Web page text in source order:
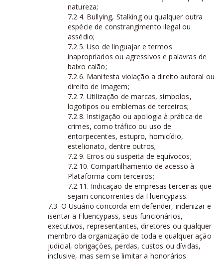
natureza;
7.2.4. Bullying, Stalking ou qualquer outra
espécie de constrangimento ilegal ou
assédio;
7.2.5. Uso de linguajar e termos
inapropriados ou agressivos e palavras de
baixo calão;
7.2.6. Manifesta violação a direito autoral ou
direito de imagem;
7.2.7. Utilização de marcas, símbolos,
logotipos ou emblemas de terceiros;
7.2.8. Instigação ou apologia à prática de
crimes, como tráfico ou uso de
entorpecentes, estupro, homicídio,
estelionato, dentre outros;
7.2.9. Erros ou suspeita de equívocos;
7.2.10. Compartilhamento de acesso à
Plataforma com terceiros;
7.2.11. Indicação de empresas terceiras que
sejam concorrentes da Fluencypass.
7.3. O Usuário concorda em defender, indenizar e
isentar a Fluencypass, seus funcionários,
executivos, representantes, diretores ou qualquer
membro da organização de toda e qualquer ação
judicial, obrigações, perdas, custos ou dívidas,
inclusive, mas sem se limitar a honorários